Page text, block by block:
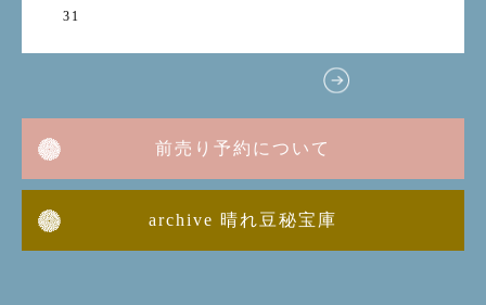
31
前売り予約について
archive 晴れ豆秘宝庫